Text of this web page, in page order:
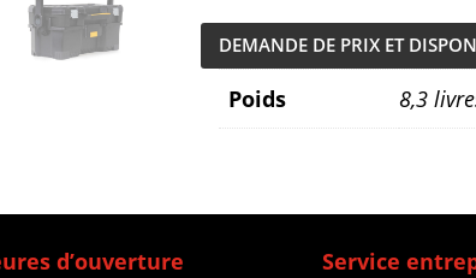
DEMANDE DE PRIX ET
Poids 8,3
d’ouverture Service